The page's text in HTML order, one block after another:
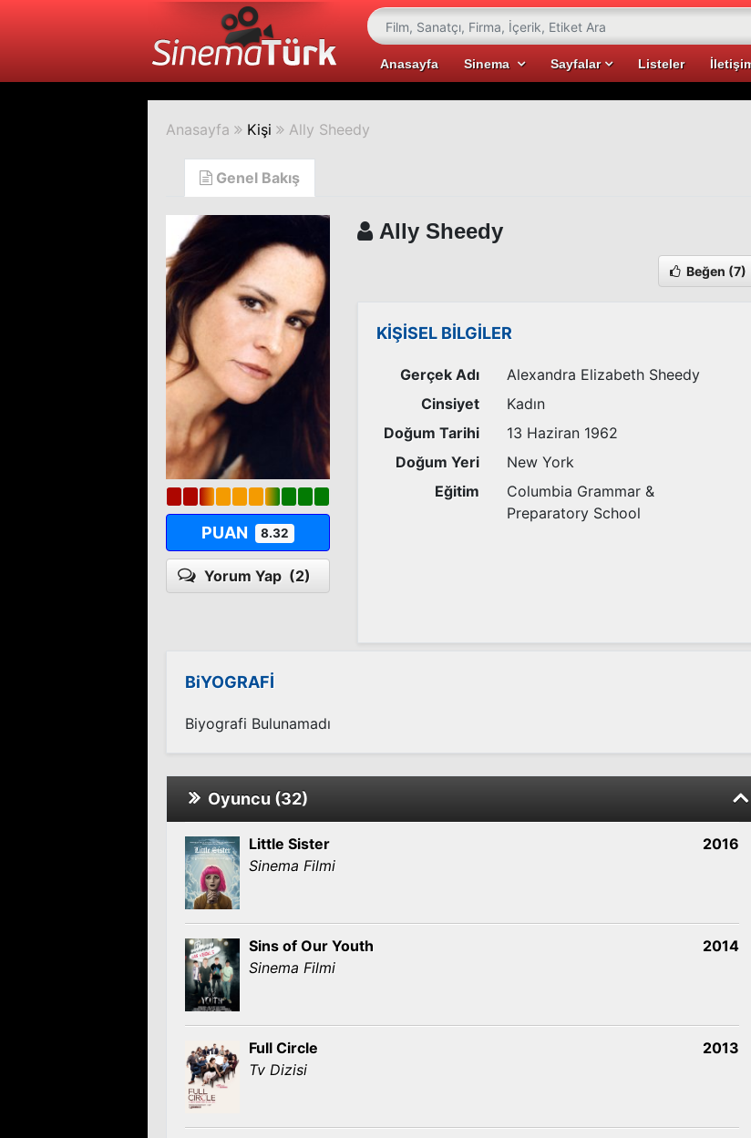
Anasayfa Sinema Sayfalar Listeler
Anasayfa Kişi Ally Sheedy
Genel Bakış
PUAN 8.32
Yorum Yap (2)
Ally Sheedy
Beğen (7)
KİŞİSEL BİLGİLER
Gerçek Adı
Alexandra Elizabeth Sheedy
Cinsiyet
Kadın
Doğum Tarihi
13 Haziran 1962
Doğum Yeri
New York
Eğitim
Columbia Grammar &
Preparatory School
BiYOGRAFİ
Biyografi Bulunamadı
Oyuncu (32)
Little Sister
Sinema Filmi
2016
Sins of Our Youth
Sinema Filmi
2014
Full Circle
Tv Dizisi
2013